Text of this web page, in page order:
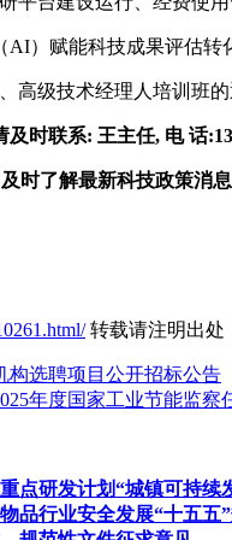
AI）赋能科技成果评估
高级技术经理人培训班
时联系: 王主任, 电 话
时了解最新科技政策消
转载请注明出处
构选聘项目公开招标公告
年度国家工业节能监察
点研发计划“城镇可持
品行业安全发展“十五五